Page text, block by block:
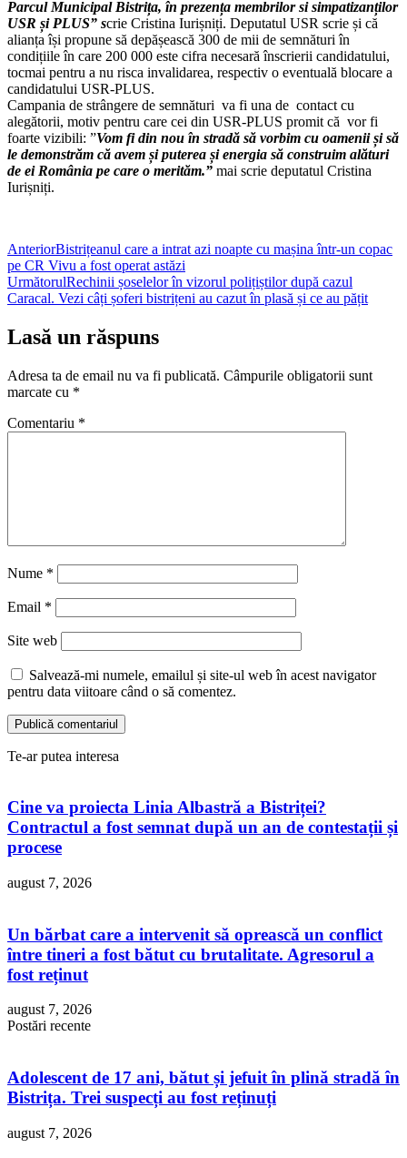
Parcul Municipal Bistrița, în prezența membrilor si simpatizanților
USR și PLUS” scrie Cristina Iurișniți. Deputatul USR scrie și că
alianța își propune să depășească 300 de mii de semnături în
condițiile în care 200 000 este cifra necesară înscrierii candidatului,
tocmai pentru a nu risca invalidarea, respectiv o eventuală blocare a
candidatului USR-PLUS.
Campania de strângere de semnături va fi una de contact cu
alegătorii, motiv pentru care cei din USR-PLUS promit că vor fi
foarte vizibili: ”Vom fi din nou în stradă să vorbim cu oamenii și să
le demonstrăm că avem și puterea și energia să construim alături
de ei România pe care o merităm.” mai scrie deputatul Cristina
Iurișniți.
AnteriorBistrițeanul care a intrat azi noapte cu mașina într-un copac
pe CR Vivu a fost operat astăzi
UrmătorulRechinii șoselelor în vizorul polițiștilor după cazul
Caracal. Vezi câți șoferi bistrițeni au cazut în plasă și ce au pățit
Lasă un răspuns
Adresa ta de email nu va fi publicată. Câmpurile obligatorii sunt
marcate cu *
Comentariu *
Nume *
Email *
Site web
Salvează-mi numele, emailul și site-ul web în acest navigator
pentru data viitoare când o să comentez.
Te-ar putea interesa
Cine va proiecta Linia Albastră a Bistriței?
Contractul a fost semnat după un an de contestații și
procese
august 7, 2026
Un bărbat care a intervenit să oprească un conflict
între tineri a fost bătut cu brutalitate. Agresorul a
fost reținut
august 7, 2026
Postări recente
Adolescent de 17 ani, bătut și jefuit în plină stradă în
Bistrița. Trei suspecți au fost reținuți
august 7, 2026